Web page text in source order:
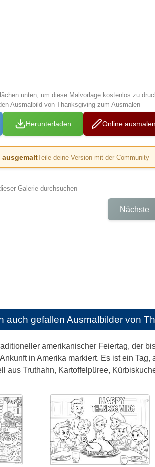
unten, um diese Malvorlage kostenlos zu
Ausmalbild von Thanksgiving zum Ausmalen
Herunterladen Online ausmalen
ausgemaltTeile deine Version mit der Community
Galerie durchsuchen
Nächste
auch gefallen Ausmalbilder von
amerikanischer Feiertag, der
in Amerika markiert. Es ist ein
aus Truthahn, Kartoffelpüree,